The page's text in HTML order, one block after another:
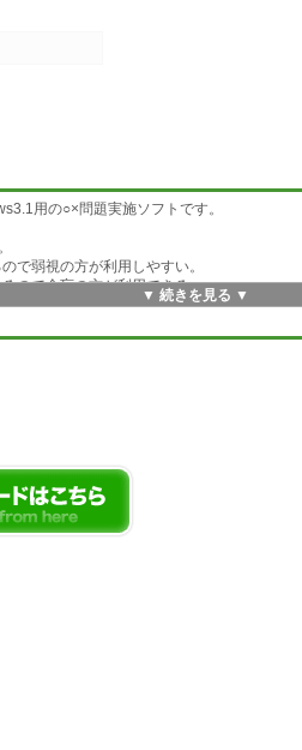
用の○×問題実施ソフトです。
で弱視の方が利用しやすい。
ので全盲の方が利用できる、
メントトーカが必要。
ファイルを作成できる。
として使えると思います。
▼ 続きを見る ▼